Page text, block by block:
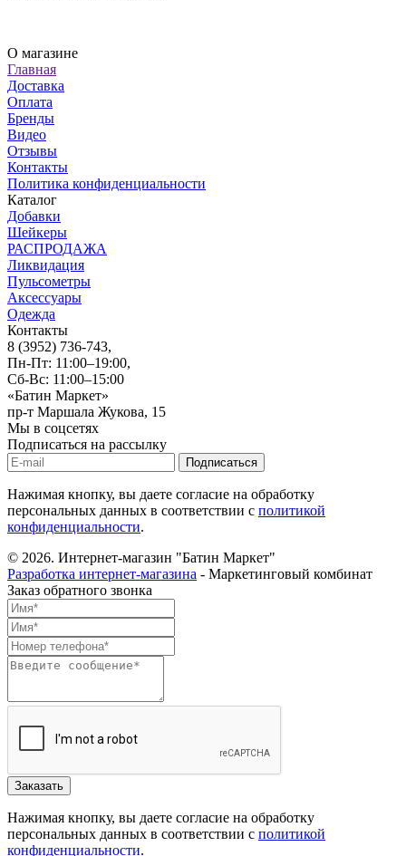
О магазине
Главная
Доставка
Оплата
Бренды
Видео
Отзывы
Контакты
Политика конфиденциальности
Каталог
Добавки
Шейкеры
РАСПРОДАЖА
Ликвидация
Пульсометры
Аксессуары
Одежда
Контакты
8 (3952) 736-743,
Пн-Пт: 11:00–19:00,
Сб-Вс: 11:00–15:00
«Батин Маркет»
пр-т Маршала Жукова, 15
Мы в соцсетях
Подписаться на рассылку
Нажимая кнопку, вы даете согласие на обработку
персональных данных в соответствии с политикой
конфиденциальности.
© 2026. Интернет-магазин "Батин Маркет"
Разработка интернет-магазина - Маркетинговый комбинат
Заказ обратного звонка
Нажимая кнопку, вы даете согласие на обработку
персональных данных в соответствии с политикой
конфиденциальности.